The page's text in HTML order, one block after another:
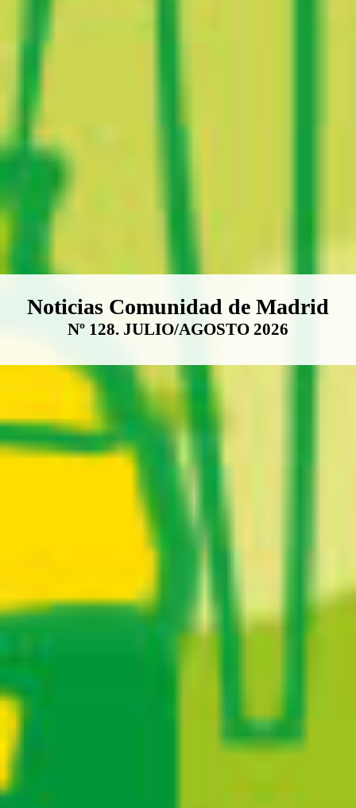
Boletín Noticias Comunidad de
Noticias Comunidad de Madrid
Nº 128. JULIO/AGOSTO 2026